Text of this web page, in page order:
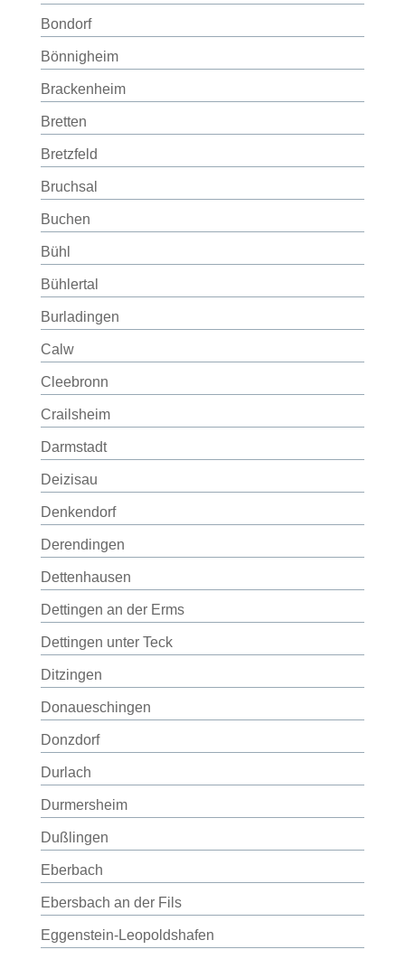
Bondorf
Bönnigheim
Brackenheim
Bretten
Bretzfeld
Bruchsal
Buchen
Bühl
Bühlertal
Burladingen
Calw
Cleebronn
Crailsheim
Darmstadt
Deizisau
Denkendorf
Derendingen
Dettenhausen
Dettingen an der Erms
Dettingen unter Teck
Ditzingen
Donaueschingen
Donzdorf
Durlach
Durmersheim
Dußlingen
Eberbach
Ebersbach an der Fils
Eggenstein-Leopoldshafen